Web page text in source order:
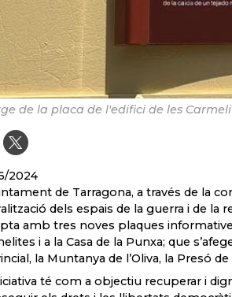
de la placa de l'edifici de les
2024
de Tarragona, a través de la
dels espais de la guerra i de la
amb tres noves plaques
i a la Casa de la Punxa; que
la Muntanya de l’Oliva, la Presó
té com a objectiu recuperar i